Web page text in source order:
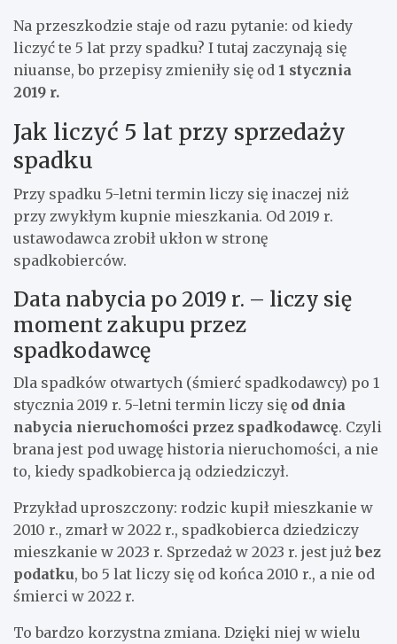
Na przeszkodzie staje od razu pytanie: od kiedy
liczyć te 5 lat przy spadku? I tutaj zaczynają się
niuanse, bo przepisy zmieniły się od 1 stycznia
2019 r.
Jak liczyć 5 lat przy sprzedaży
spadku
Przy spadku 5-letni termin liczy się inaczej niż
przy zwykłym kupnie mieszkania. Od 2019 r.
ustawodawca zrobił ukłon w stronę
spadkobierców.
Data nabycia po 2019 r. – liczy się
moment zakupu przez
spadkodawcę
Dla spadków otwartych (śmierć spadkodawcy) po 1
stycznia 2019 r. 5-letni termin liczy się od dnia
nabycia nieruchomości przez spadkodawcę. Czyli
brana jest pod uwagę historia nieruchomości, a nie
to, kiedy spadkobierca ją odziedziczył.
Przykład uproszczony: rodzic kupił mieszkanie w
2010 r., zmarł w 2022 r., spadkobierca dziedziczy
mieszkanie w 2023 r. Sprzedaż w 2023 r. jest już bez
podatku, bo 5 lat liczy się od końca 2010 r., a nie od
śmierci w 2022 r.
To bardzo korzystna zmiana. Dzięki niej w wielu